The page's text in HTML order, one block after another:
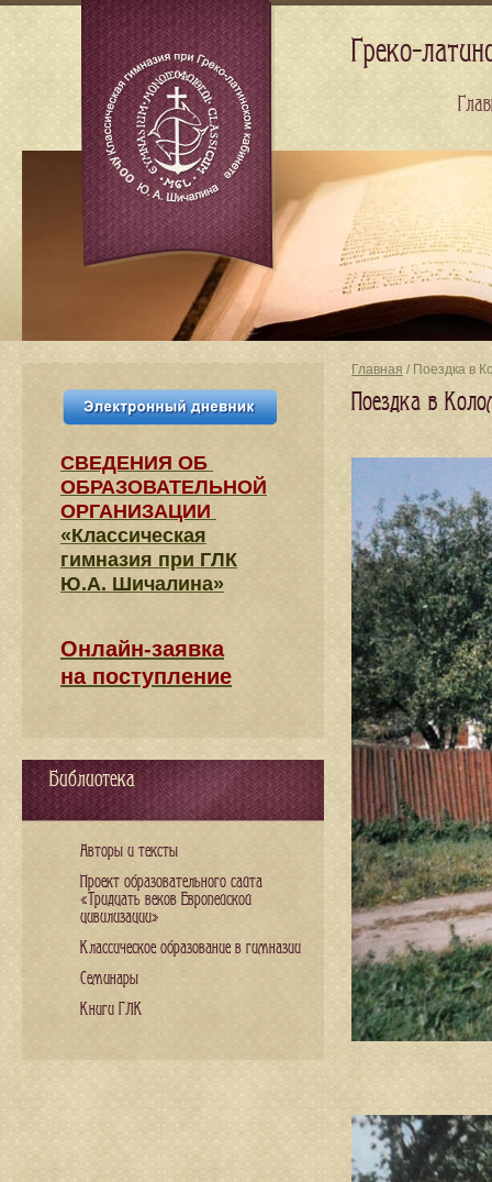
Главная / Поездка в
Поездка в
СВЕДЕНИЯ​ ОБ
ОБРАЗОВАТЕЛЬНОЙ
ОРГАНИЗАЦИИ
«Классическая
гимназия при ГЛК
Ю.А. Шичалина»
Онлайн-заявка
на поступление
Библиотека
Авторы и тексты
Проект образовательного сайта
«Тридцать веков Европейской
цивилизации»
Классическое образование в гимназии
Семинары
Книги ГЛК
Греко-